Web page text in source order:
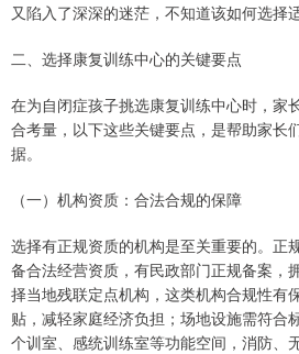
又陷入了深深的迷茫，不知道该如何选择
二、选择康复训练中心的关键要点
在为自闭症孩子挑选康复训练中心时，家
合考量，以下这些关键要点，是帮助家长
据。
（一）机构资质：合法合规的保障
选择有正规资质的机构是至关重要的。正
备合法经营资质，有民政部门正规备案，
择当地残联定点机构，这类机构合规性有
贴，减轻家庭经济负担；场地设施需符合
个训室、感统训练室等功能空间，消防、